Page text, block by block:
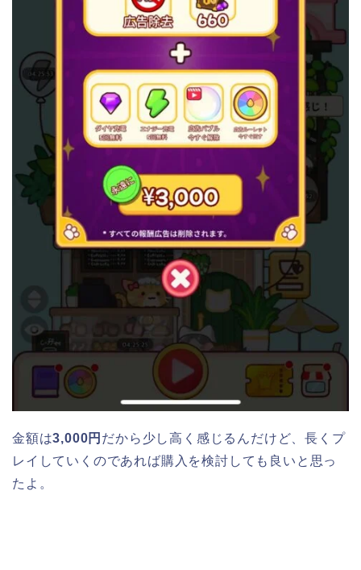
金額は3,000円 だから少し高く感じるんだけど、長くプ
レイしていくのであれば購入を検討しても良いと思っ
たよ。